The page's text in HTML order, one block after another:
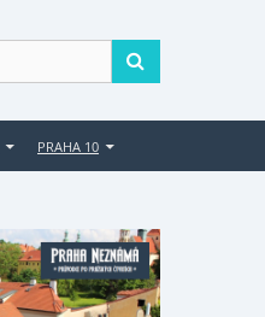
PRAHA 10